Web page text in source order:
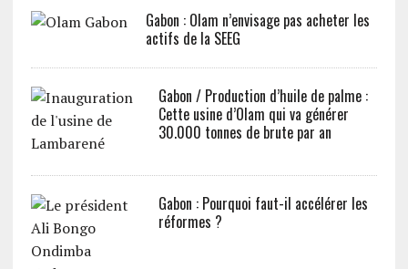
Gabon : Olam n’envisage pas acheter les
actifs de la SEEG
Gabon / Production d’huile de palme :
Cette usine d’Olam qui va générer
30.000 tonnes de brute par an
Gabon : Pourquoi faut-il accélérer les
réformes ?